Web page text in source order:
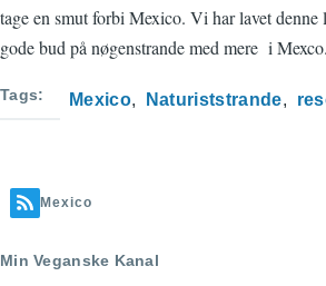
tage en smut forbi Mexico. Vi har lavet
gode bud på nøgenstrande med mere i Mexco.
Tags Mexico Naturiststrande
Mexico
Min Veganske Kanal